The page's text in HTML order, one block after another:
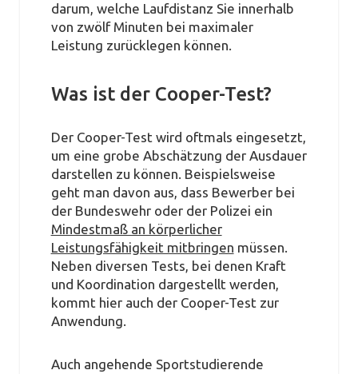
darum, welche Laufdistanz Sie innerhalb
von zwölf Minuten bei maximaler
Leistung zurücklegen können.
Was ist der Cooper-Test?
Der Cooper-Test wird oftmals eingesetzt,
um eine grobe Abschätzung der Ausdauer
darstellen zu können. Beispielsweise
geht man davon aus, dass Bewerber bei
der Bundeswehr oder der Polizei ein
Mindestmaß an körperlicher
Leistungsfähigkeit mitbringen müssen.
Neben diversen Tests, bei denen Kraft
und Koordination dargestellt werden,
kommt hier auch der Cooper-Test zur
Anwendung.
Auch angehende Sportstudierende